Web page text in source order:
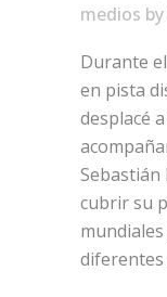
medios by
Durante
en pista
desplacé
cubrir su
diferentes